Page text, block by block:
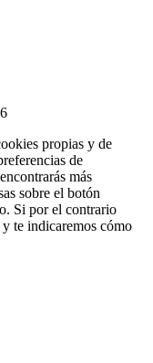
propias y de
de
encontrarás más
sobre el botón
Si por el contrario
te indicaremos cómo